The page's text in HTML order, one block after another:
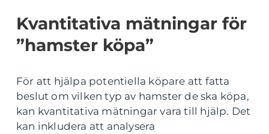
Kvantitativa mätningar för
”hamster köpa”
För att hjälpa potentiella köpare att fatta
beslut om vilken typ av hamster de ska köpa,
kan kvantitativa mätningar vara till hjälp. Det
kan inkludera att analysera